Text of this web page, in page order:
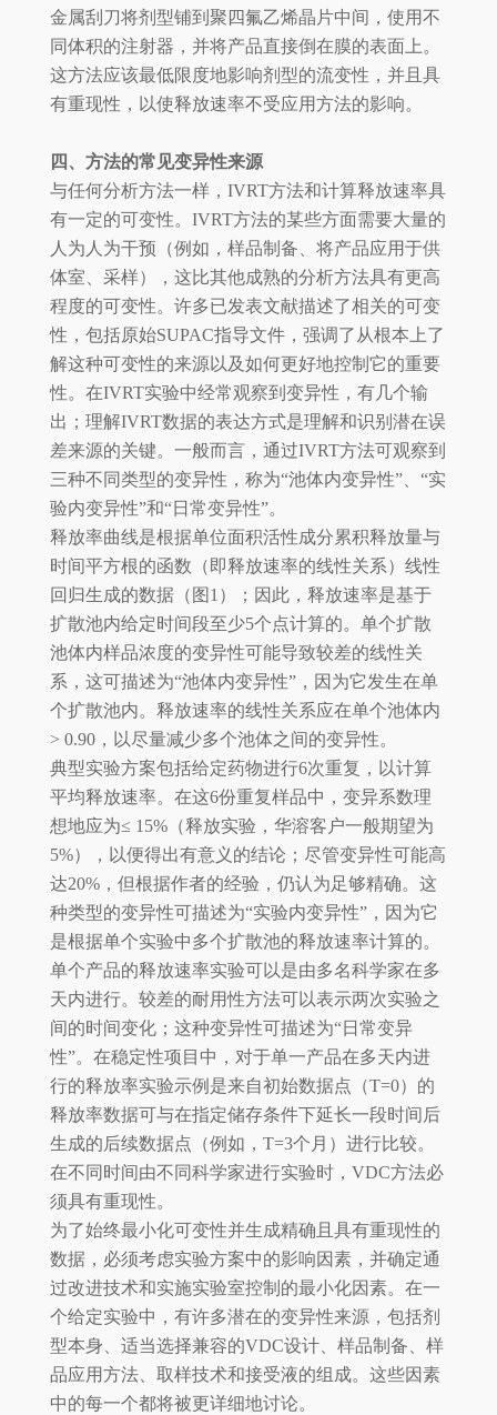
金属刮刀将剂型铺到聚四氟乙烯晶片中间，使用不
同体积的注射器，并将产品直接倒在膜的表面上。
这方法应该最低限度地影响剂型的流变性，并且具
有重现性，以使释放速率不受应用方法的影响。
四、方法的常见变异性来源
与任何分析方法一样，IVRT方法和计算释放速率具
有一定的可变性。IVRT方法的某些方面需要大量的
人为人为干预（例如，样品制备、将产品应用于供
体室、采样），这比其他成熟的分析方法具有更高
程度的可变性。许多已发表文献描述了相关的可变
性，包括原始SUPAC指导文件，强调了从根本上了
解这种可变性的来源以及如何更好地控制它的重要
性。在IVRT实验中经常观察到变异性，有几个输
出；理解IVRT数据的表达方式是理解和识别潜在误
差来源的关键。一般而言，通过IVRT方法可观察到
三种不同类型的变异性，称为“池体内变异性”、“实
验内变异性”和“日常变异性”。
释放率曲线是根据单位面积活性成分累积释放量与
时间平方根的函数（即释放速率的线性关系）线性
回归生成的数据（图1）；因此，释放速率是基于
扩散池内给定时间段至少5个点计算的。单个扩散
池体内样品浓度的变异性可能导致较差的线性关
系，这可描述为“池体内变异性”，因为它发生在单
个扩散池内。释放速率的线性关系应在单个池体内
> 0.90，以尽量减少多个池体之间的变异性。
典型实验方案包括给定药物进行6次重复，以计算
平均释放速率。在这6份重复样品中，变异系数理
想地应为≤ 15%（释放实验，华溶客户一般期望为
5%），以便得出有意义的结论；尽管变异性可能高
达20%，但根据作者的经验，仍认为足够精确。这
种类型的变异性可描述为“实验内变异性”，因为它
是根据单个实验中多个扩散池的释放速率计算的。
单个产品的释放速率实验可以是由多名科学家在多
天内进行。较差的耐用性方法可以表示两次实验之
间的时间变化；这种变异性可描述为“日常变异
性”。在稳定性项目中，对于单一产品在多天内进
行的释放率实验示例是来自初始数据点（T=0）的
释放率数据可与在指定储存条件下延长一段时间后
生成的后续数据点（例如，T=3个月）进行比较。
在不同时间由不同科学家进行实验时，VDC方法必
须具有重现性。
为了始终最小化可变性并生成精确且具有重现性的
数据，必须考虑实验方案中的影响因素，并确定通
过改进技术和实施实验室控制的最小化因素。在一
个给定实验中，有许多潜在的变异性来源，包括剂
型本身、适当选择兼容的VDC设计、样品制备、样
品应用方法、取样技术和接受液的组成。这些因素
中的每一个都将被更详细地讨论。